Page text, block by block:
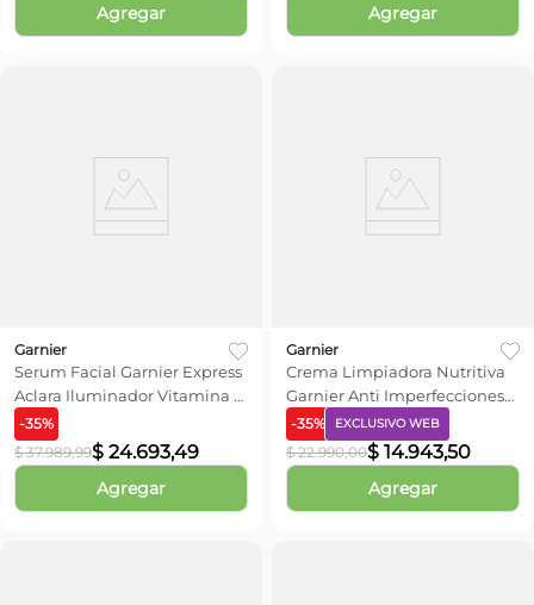
Agregar Agregar
Garnier
Serum Facial Garnier Express
Aclara Iluminador Vitamina C
x 30 ml
-35%
$ 37.989,99$ 24.693,49
Agregar
Garnier
Crema Limpiadora Nutritiva
Garnier Anti Imperfecciones
Ácido Salicílico x 250 ml
-35% EXCLUSIVO WEB
$ 22.990,00$ 14.943,50
Agregar